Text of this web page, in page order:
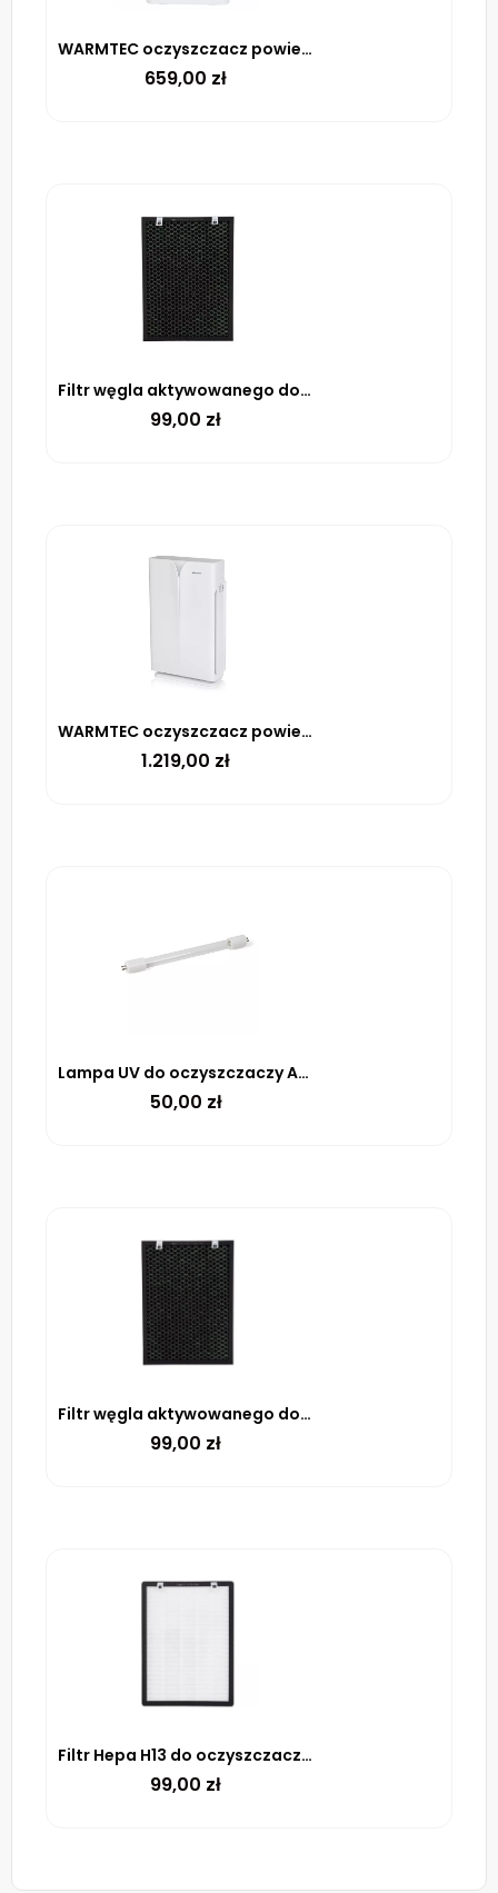
WARMTEC oczyszczacz powietrza AP Evo
659,00 zł
Filtr węgla aktywowanego do oczyszczacza AP168W WARMTEC
99,00 zł
WARMTEC oczyszczacz powietrza AP Neo z Wi-Fi
1.219,00 zł
Lampa UV do oczyszczaczy AP200W,AP168W,AP350W
50,00 zł
Filtr węgla aktywowanego do oczyszczacza AP350W WARMTEC
99,00 zł
Filtr Hepa H13 do oczyszczacza AP350W+ WARMTEC
99,00 zł